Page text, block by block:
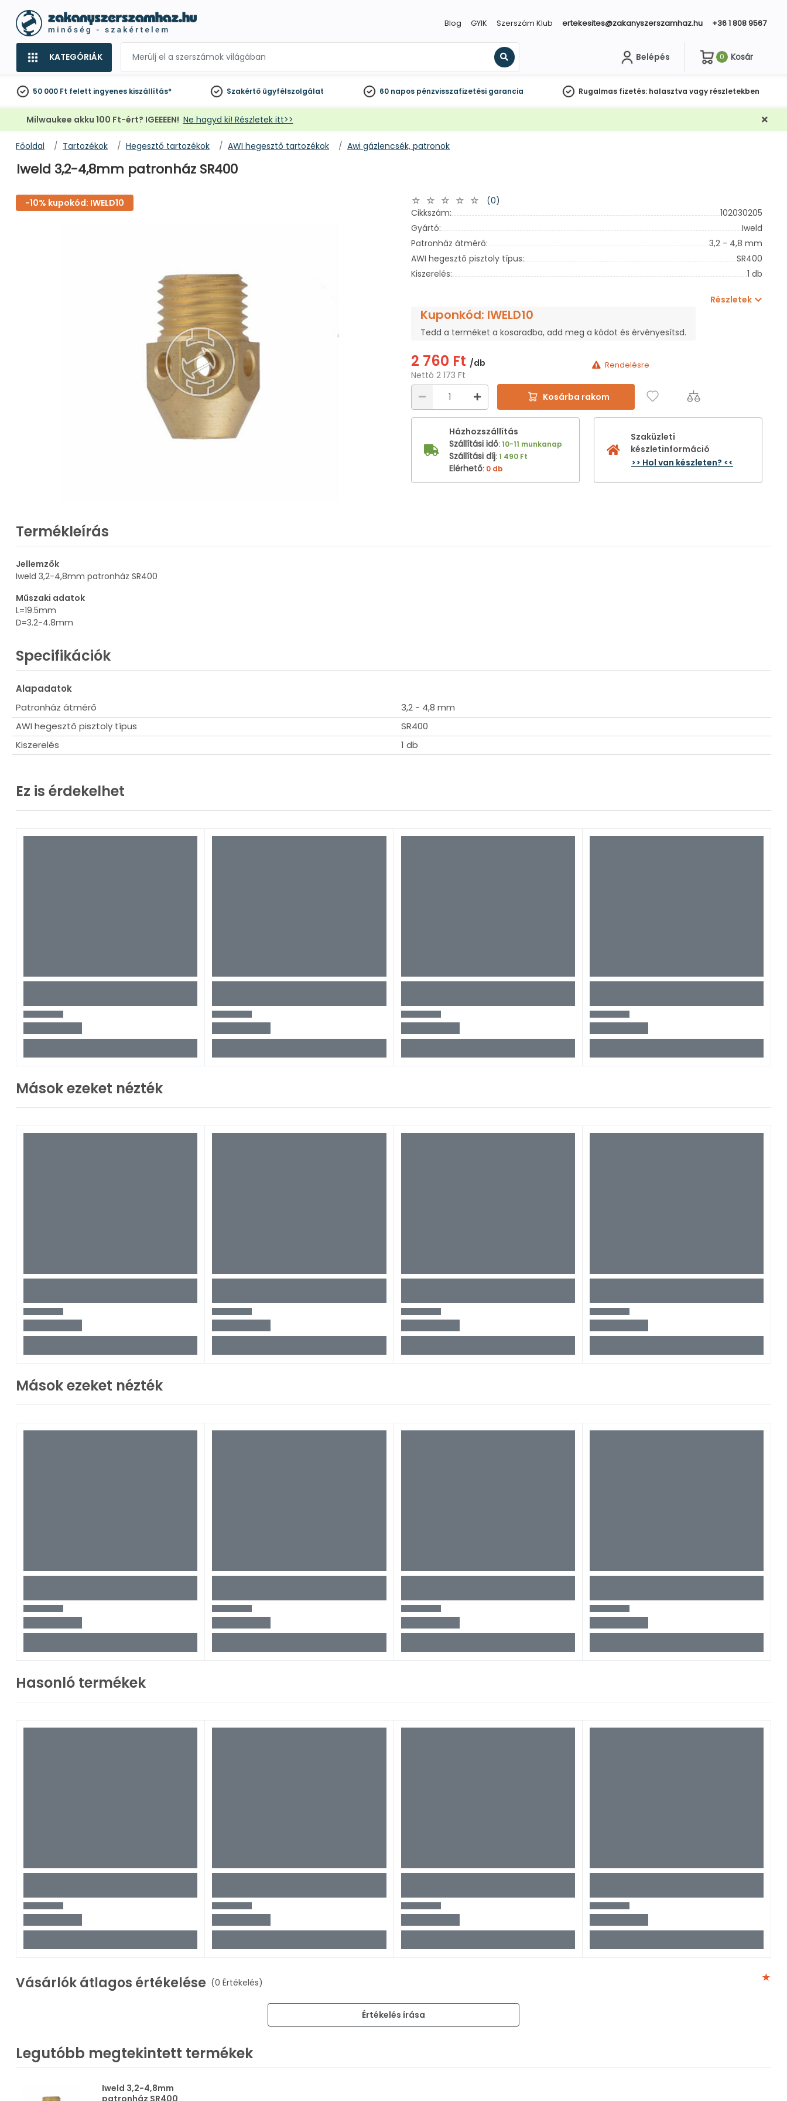
Blog GYIK Szerszám Klub ertekesites@zakanyszerszamhaz.hu +36 1 808 9567
KATEGÓRIÁK
Keresés
Belépés 0 Kosár
50 000 Ft felett ingyenes kiszállítás* Szakértő ügyfélszolgálat 60 napos pénzvisszafizetési garancia Rugalmas fizetés: halasztva vagy részletekben
Milwaukee akku 100 Ft-ért? IGEEEEN! Ne hagyd ki! Részletek itt>>
Főoldal Tartozékok Hegesztő tartozékok AWI hegesztő tartozékok Awi gázlencsék, patronok
Iweld 3,2-4,8mm patronház SR400
-10% kupokód: IWELD10
(0)
Cikkszám:
102030205
Gyártó:
Iweld
Patronház átmérő:
3,2 - 4,8 mm
AWI hegesztő pisztoly típus:
SR400
Kiszerelés:
1 db
Részletek
Kuponkód: IWELD10
Tedd a terméket a kosaradba, add meg a kódot és érvényesítsd.
2 760 Ft /db
Nettó 2 173 Ft
Rendelésre
Kosárba rakom
Házhozszállítás
Szállítási idő:10-11 munkanap
Szállítási díj:1 490 Ft
Elérhető: 0 db
Szaküzleti
készletinformáció
>> Hol van készleten? <<
Termékleírás
Jellemzők
Iweld 3,2-4,8mm patronház SR400
Műszaki adatok
L=19.5mm
D=3.2-4.8mm
Specifikációk
Alapadatok
Patronház átmérő
3,2 - 4,8 mm
AWI hegesztő pisztoly típus
SR400
Kiszerelés
1 db
Ez is érdekelhet
Mások ezeket nézték
Mások ezeket nézték
Hasonló termékek
Vásárlók átlagos értékelése (0 Értékelés)
Értékelés írása
Legutóbb megtekintett termékek
Iweld 3,2-4,8mm
patronház SR400